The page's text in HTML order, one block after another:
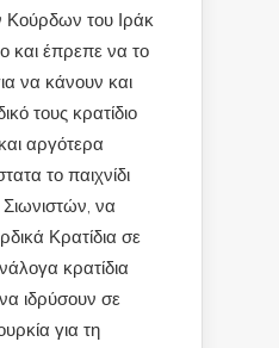
Κούρδων του Ιράκ
και έπρεπε να το
να κάνουν και
τους κρατίδιο
αργότερα
το παιχνίδι
να
Κρατίδια σε
κρατίδια
ιδρύσουν σε
για τη